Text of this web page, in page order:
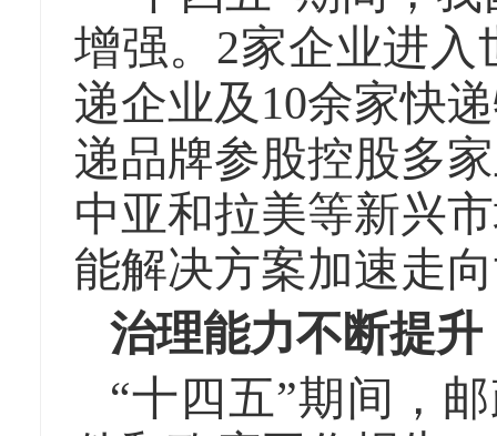
增强。2家企业进入
递企业及10余家快
递品牌参股控股多
中亚和拉美等新兴
能解决方案加速走
治理能力不断提
“十四五”期间，